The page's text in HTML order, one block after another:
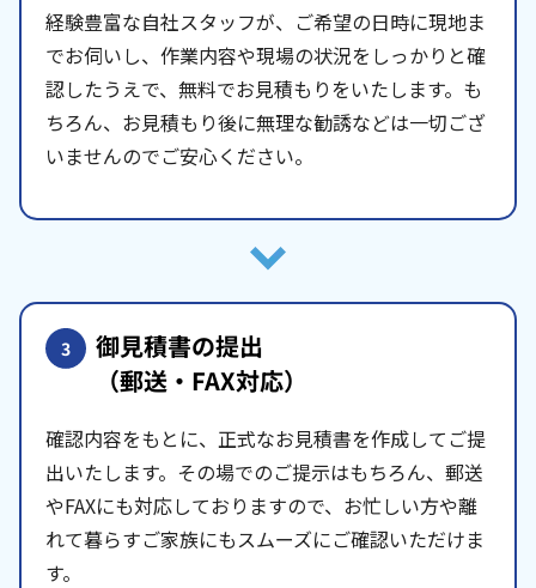
経験豊富な自社スタッフが、ご希望の日時に現地ま
でお伺いし、作業内容や現場の状況をしっかりと確
認したうえで、無料でお見積もりをいたします。も
ちろん、お見積もり後に無理な勧誘などは一切ござ
いませんのでご安心ください。
3 御見積書の提出
（郵送・FAX対応）
確認内容をもとに、正式なお見積書を作成してご提
出いたします。その場でのご提示はもちろん、郵送
やFAXにも対応しておりますので、お忙しい方や離
れて暮らすご家族にもスムーズにご確認いただけま
す。